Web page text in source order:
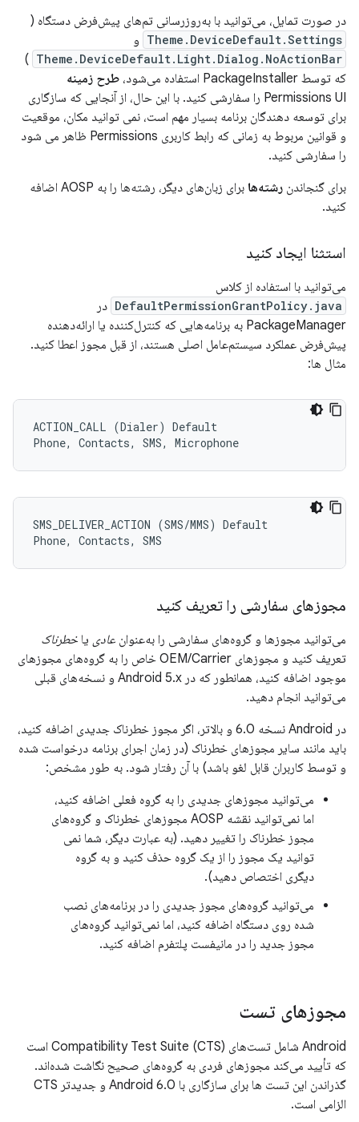
در صورت تمایل، می‌توانید با به‌روزرسانی تم‌های پیش‌فرض دستگاه (
Theme.DeviceDefault.Settings و
Theme.DeviceDefault.Light.Dialog.NoActionBar
)
که توسط PackageInstaller استفاده می‌شود،
طرح زمینه
Permissions UI را سفارشی کنید. با این حال، از آنجایی که سازگاری
برای توسعه دهندگان برنامه بسیار مهم است، نمی توانید مکان، موقعیت
و قوانین مربوط به زمانی که رابط کاربری Permissions ظاهر می شود
را سفارشی کنید.
برای گنجاندن رشته‌ها
برای زبان‌های دیگر، رشته‌ها را به AOSP اضافه
کنید.
استثنا ایجاد کنید
می‌توانید با استفاده از کلاس
DefaultPermissionGrantPolicy.java در
PackageManager به برنامه‌هایی که کنترل‌کننده یا ارائه‌دهنده
پیش‌فرض عملکرد سیستم‌عامل اصلی هستند، از قبل مجوز اعطا کنید.
مثال ها:
ACTION_CALL (Dialer) Default
SMS_DELIVER_ACTION (SMS/MMS) Default
مجوزهای سفارشی را تعریف کنید
می‌توانید مجوزها و گروه‌های سفارشی را به‌عنوان عادی یا خطرناک
تعریف کنید و مجوزهای OEM/Carrier خاص را به گروه‌های مجوزهای
موجود اضافه کنید، همانطور که در Android 5.x و نسخه‌های قبلی
می‌توانید انجام دهید.
در Android نسخه 6.0 و بالاتر، اگر مجوز خطرناک جدیدی اضافه کنید،
باید مانند سایر مجوزهای خطرناک (در زمان اجرای برنامه درخواست شده
و توسط کاربران قابل لغو باشد) با آن رفتار شود. به طور مشخص:
می‌توانید مجوزهای جدیدی را به گروه فعلی اضافه کنید،
اما نمی‌توانید نقشه AOSP مجوزهای خطرناک و گروه‌های
مجوز خطرناک را تغییر دهید. (به عبارت دیگر، شما نمی
توانید یک مجوز را از یک گروه حذف کنید و به گروه
دیگری اختصاص دهید).
می‌توانید گروه‌های مجوز جدیدی را در برنامه‌های نصب
شده روی دستگاه اضافه کنید، اما نمی‌توانید گروه‌های
مجوز جدید را در مانیفست پلتفرم اضافه کنید.
مجوزهای تست
Android شامل تست‌های Compatibility Test Suite (CTS) است
که تأیید می‌کند مجوزهای فردی به گروه‌های صحیح نگاشت شده‌اند.
گذراندن این تست ها برای سازگاری با Android 6.0 و جدیدتر CTS
الزامی است.